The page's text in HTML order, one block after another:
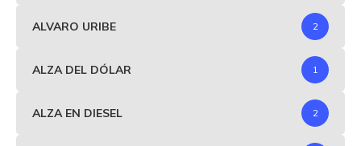
ALVARO URIBE 2
ALZA DEL DÓLAR 1
ALZA EN DIESEL 2